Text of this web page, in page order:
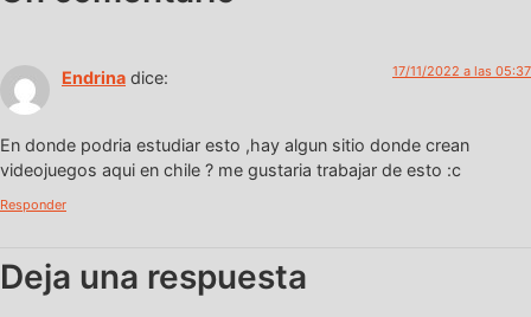
Endrina dice: 17/11/2022 a las 05:37
En donde podria estudiar esto ,hay algun sitio donde crean
videojuegos aqui en chile ? me gustaria trabajar de esto :c
Responder
Deja una respuesta